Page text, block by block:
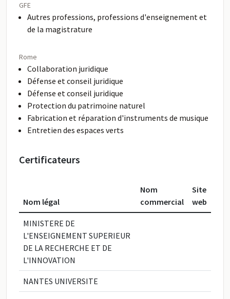
GFE
Autres professions, professions d'enseignement et
de la magistrature
Rome
Collaboration juridique
Défense et conseil juridique
Défense et conseil juridique
Protection du patrimoine naturel
Fabrication et réparation d'instruments de musique
Entretien des espaces verts
Certificateurs
Nom légal
Nom
commercial
Site
web
MINISTERE DE
L'ENSEIGNEMENT SUPERIEUR
DE LA RECHERCHE ET DE
L'INNOVATION
NANTES UNIVERSITE